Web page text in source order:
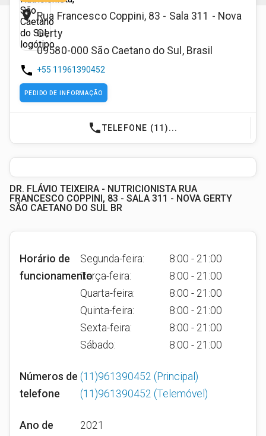
place Rua Francesco Coppini, 83 - Sala 311 - Nova
Gerty
09580-000 São Caetano do Sul , Brasil
phone +55 11961390452
PEDIDO DE INFORMAÇÃO
phoneTELEFONE (11)...
DR. FLÁVIO TEIXEIRA - NUTRICIONISTA RUA
FRANCESCO COPPINI, 83 - SALA 311 - NOVA GERTY
SÃO CAETANO DO SUL BR
Horário de
funcionamento
Segunda-feira:
8:00 - 21:00
Terça-feira:
8:00 - 21:00
Quarta-feira:
8:00 - 21:00
Quinta-feira:
8:00 - 21:00
Sexta-feira:
8:00 - 21:00
Sábado:
8:00 - 21:00
Números de
telefone
(11)961390452 (Principal)
(11)961390452 (Telemóvel)
Ano de
2021